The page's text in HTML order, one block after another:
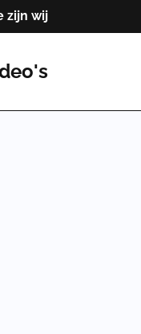
zijn wij